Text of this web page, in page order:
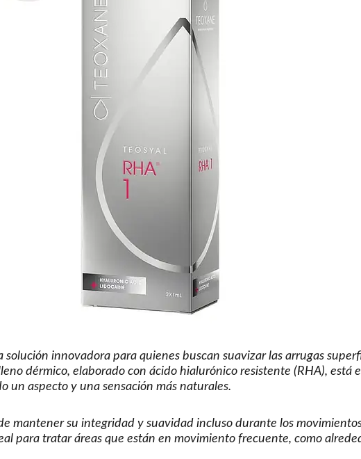
solución innovadora para quienes buscan suavizar las arrugas
dérmico, elaborado con ácido hialurónico resistente (RHA), está
un aspecto y una sensación más naturales.
mantener su integridad y suavidad incluso durante los
para tratar áreas que están en movimiento frecuente, como